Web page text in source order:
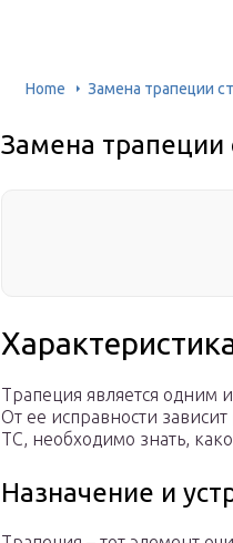
Home Замена трапеции
Замена трапеции
Трапеция является одним
От ее исправности
ТС, необходимо знать,
Назначение и